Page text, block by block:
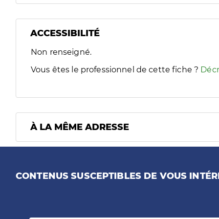
ACCESSIBILITÉ
Filtres
Sélectionnez un ou plusieurs handicaps/besoins
Non renseigné.
Vous êtes le professionnel de cette fiche ?
À LA MÊME ADRESSE
CONTENUS SUSCEPTIBLES DE VOUS